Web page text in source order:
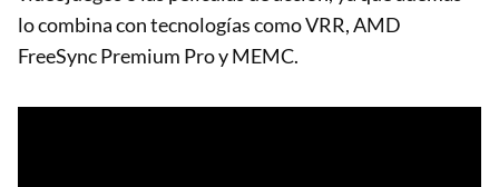
lo combina con tecnologías como VRR, AMD
FreeSync Premium Pro y MEMC.